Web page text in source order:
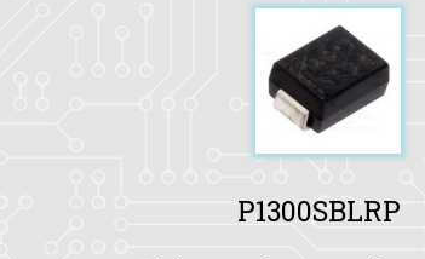
P1300SBLRP